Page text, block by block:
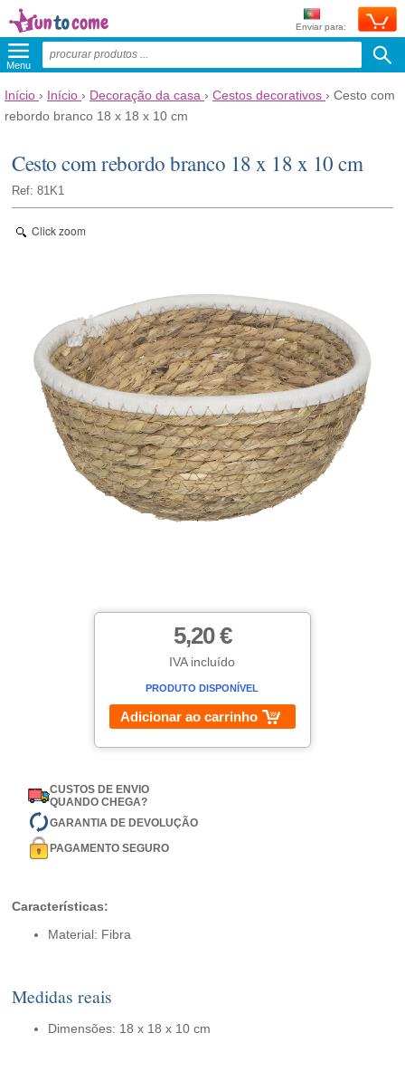
Enviar para:
Menu
Início › Início › Decoração da casa › Cestos decorativos › Cesto com
rebordo branco 18 x 18 x 10 cm
Cesto com rebordo branco 18 x 18 x 10 cm
Ref: 81K1
Click zoom
5,20 €
IVA incluído
PRODUTO DISPONÍVEL
Adicionar ao carrinho
CUSTOS DE ENVIO
QUANDO CHEGA?
GARANTIA DE DEVOLUÇÃO
PAGAMENTO SEGURO
Características:
Material: Fibra
Medidas reais
Dimensões: 18 x 18 x 10 cm